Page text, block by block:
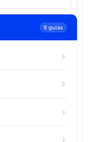
9 guias